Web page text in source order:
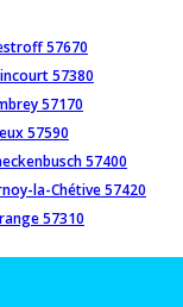
57670
57380
57170
57590
57400
la-Chétive 57420
57310